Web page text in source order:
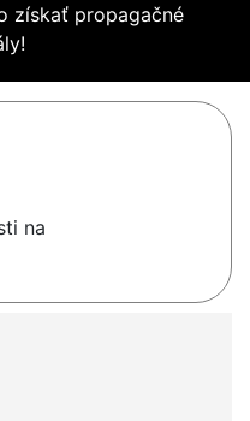
získať propagačné
na